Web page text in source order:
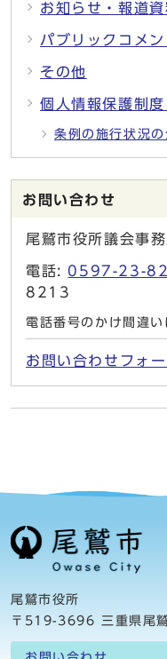
お知らせ・報道資
パブリックコメン
その他
個人情報保護制
条例の施行状況の
お問い合わせ
尾鷲市役所議会事
電話: 0597-23-
8213
電話番号のかけ間違い
お問い合わせフォー
尾鷲市役所
〒519-3696 三重県尾